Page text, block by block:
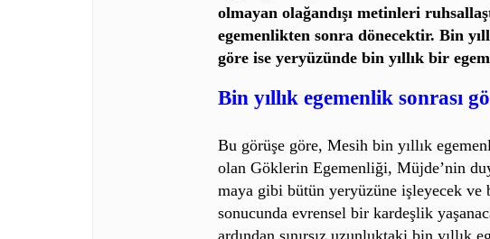
olmayan olağandışı metinleri
egemenlikten sonra dönecektir. Bin
göre ise yeryüzünde bin yıllık bir
Bin yıllık egemenlik sonrası
Bu görüşe göre, Mesih bin yıllık
olan Göklerin Egemenliği, Müjde’nin
maya gibi bütün yeryüzüne işleyecek
sonucunda evrensel bir kardeşlik
ardından sınırsız uzunluktaki bin